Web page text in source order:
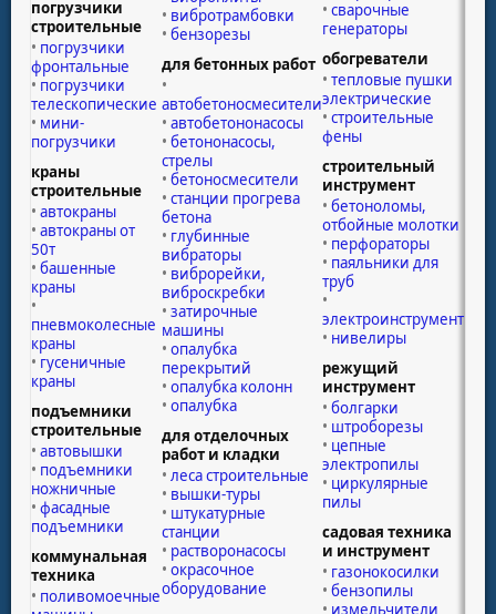
погрузчики
строительные
погрузчики
фронтальные
погрузчики
телескопические
мини-
погрузчики
краны
строительные
автокраны
автокраны от
50т
башенные
краны
пневмоколесные
краны
гусеничные
краны
подъемники
строительные
автовышки
подъемники
ножничные
фасадные
подъемники
коммунальная
техника
поливомоечные
вибротрамбовки
бензорезы
для бетонных работ
автобетоносмесители
автобетононасосы
бетононасосы,
стрелы
бетоносмесители
станции прогрева
бетона
глубинные
вибраторы
виброрейки,
виброскребки
затирочные
машины
опалубка
перекрытий
опалубка колонн
опалубка
для отделочных
работ и кладки
леса строительные
вышки-туры
штукатурные
станции
растворонасосы
окрасочное
оборудование
сварочные
генераторы
обогреватели
тепловые пушки
электрические
строительные
фены
строительный
инструмент
бетоноломы,
отбойные молотки
перфораторы
паяльники для
труб
электроинструмент
нивелиры
режущий
инструмент
болгарки
штроборезы
цепные
электропилы
циркулярные
пилы
садовая техника
и инструмент
газонокосилки
бензопилы
измельчители